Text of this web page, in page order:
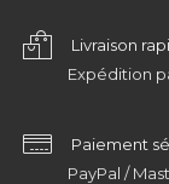
Livraison
Expédition
Paiement
PayPal /